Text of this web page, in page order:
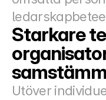
Starkare
Utöver